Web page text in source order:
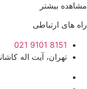
مشاهده بیشتر
راه های ارتباطی
8151 9101 021
تهران، آیت اله